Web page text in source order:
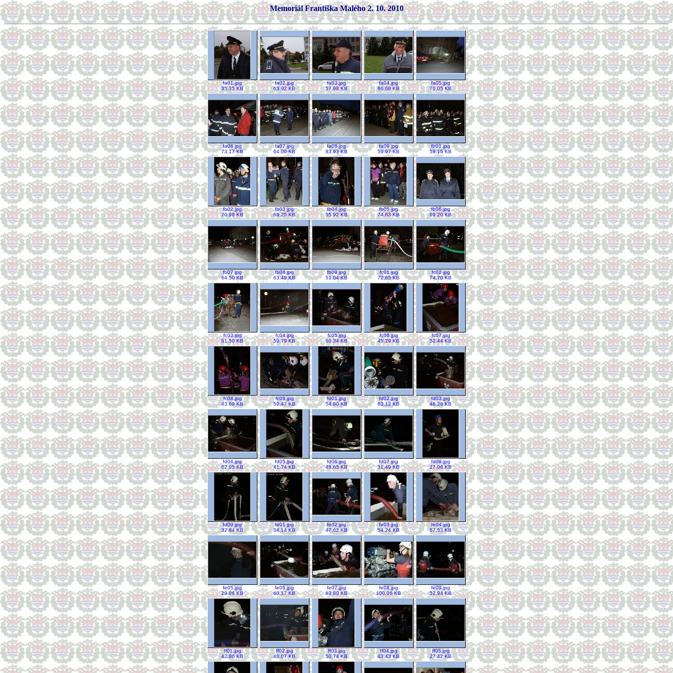
Memoriál Františka Malého 2. 10. 2010
fa01.jpg
35.35 KB
fa02.jpg
63.92 KB
fa03.jpg
57.98 KB
fa04.jpg
66.68 KB
fa05.jpg
70.05 KB
fa06.jpg
73.17 KB
fa07.jpg
64.00 KB
fa08.jpg
83.93 KB
fa09.jpg
59.97 KB
fb01.jpg
59.15 KB
fb02.jpg
70.98 KB
fb03.jpg
69.25 KB
fb04.jpg
55.92 KB
fb05.jpg
74.63 KB
fb06.jpg
69.20 KB
fb07.jpg
64.50 KB
fb08.jpg
63.49 KB
fb09.jpg
51.04 KB
fc01.jpg
72.65 KB
fc02.jpg
74.70 KB
fc03.jpg
81.50 KB
fc04.jpg
59.79 KB
fc05.jpg
60.34 KB
fc06.jpg
45.29 KB
fc07.jpg
52.44 KB
fc08.jpg
43.69 KB
fc09.jpg
59.47 KB
fd01.jpg
54.80 KB
fd02.jpg
63.12 KB
fd03.jpg
48.28 KB
fd04.jpg
62.05 KB
fd05.jpg
41.74 KB
fd06.jpg
48.65 KB
fd07.jpg
31.49 KB
fd08.jpg
27.06 KB
fd09.jpg
32.84 KB
fe01.jpg
34.14 KB
fe02.jpg
47.62 KB
fe03.jpg
54.24 KB
fe04.jpg
57.53 KB
fe05.jpg
29.86 KB
fe06.jpg
60.17 KB
fe07.jpg
63.80 KB
fe08.jpg
100.06 KB
fe09.jpg
52.94 KB
ff01.jpg
42.86 KB
ff02.jpg
40.07 KB
ff03.jpg
50.74 KB
ff04.jpg
43.43 KB
ff05.jpg
27.42 KB